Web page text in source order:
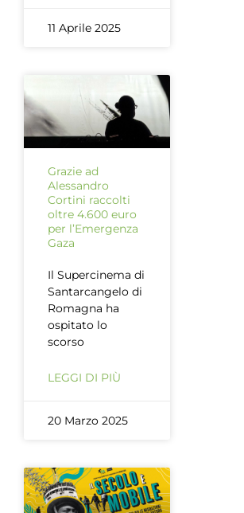
11 Aprile 2025
Grazie ad
Alessandro
Cortini raccolti
oltre 4.600 euro
per l’Emergenza
Gaza
Il Supercinema di
Santarcangelo di
Romagna ha
ospitato lo
scorso
LEGGI DI PIÙ
20 Marzo 2025